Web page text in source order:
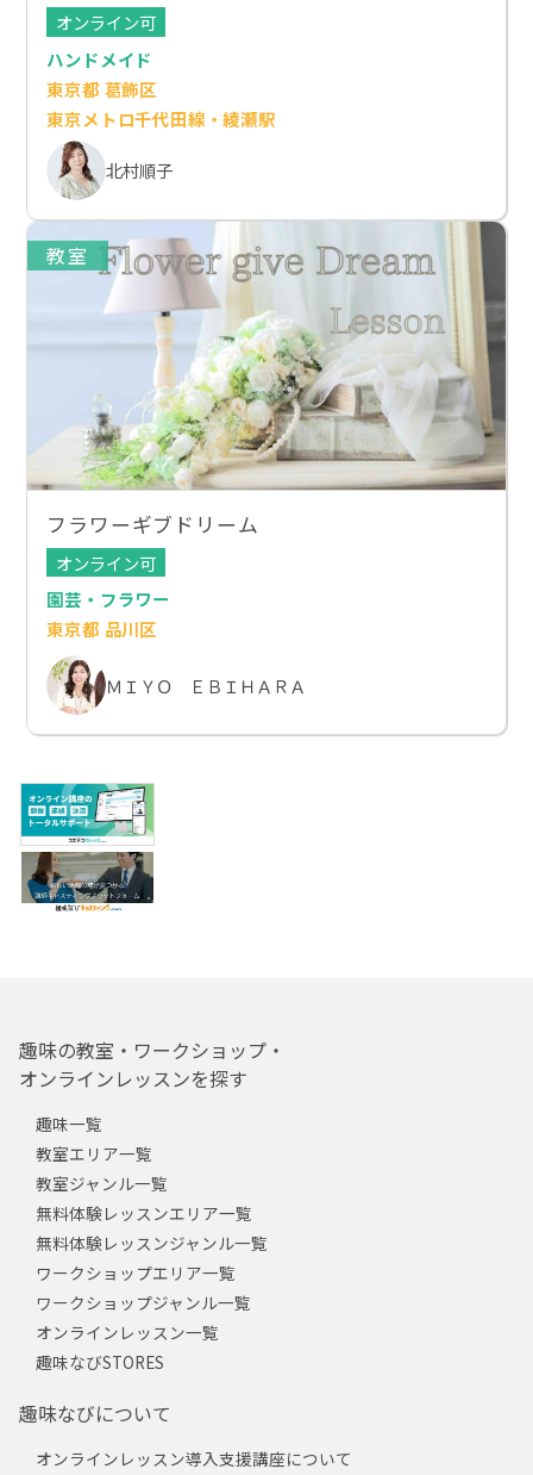
オンライン可
ハンドメイド
東京都 葛飾区
東京メトロ千代田線・綾瀬駅
北村順子
教室
フラワーギブドリーム
オンライン可
園芸・フラワー
東京都 品川区
ＭＩＹＯ ＥＢＩＨＡＲＡ
趣味の教室・ワークショップ・
オンラインレッスンを探す
趣味一覧
教室エリア一覧
教室ジャンル一覧
無料体験レッスンエリア一覧
無料体験レッスンジャンル一覧
ワークショップエリア一覧
ワークショップジャンル一覧
オンラインレッスン一覧
趣味なびSTORES
趣味なびについて
オンラインレッスン導入支援講座について